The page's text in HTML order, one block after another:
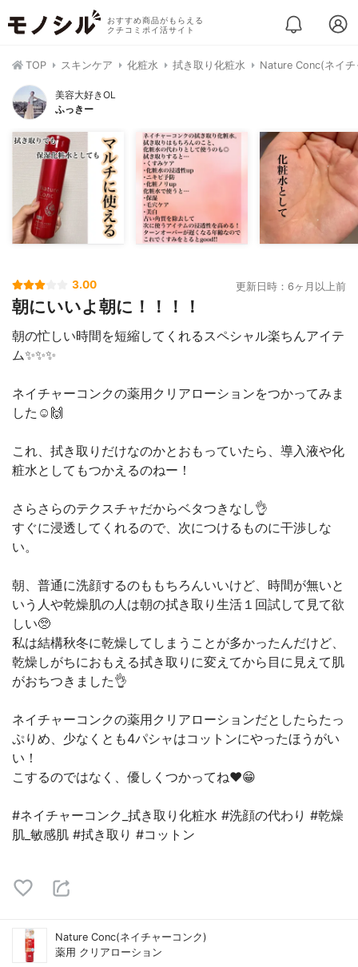
おすすめ商品がもらえる
クチコミポイ活サイト
TOP スキンケア 化粧水 拭き取り化粧水 Nature Conc(ネイ
美容大好きOL
ふっきー
3.00 更新日時：6ヶ月以上前
朝にいいよ朝に！！！！
朝の忙しい時間を短縮してくれるスペシャル楽ちんアイテ
ム✨✨✨
ネイチャーコンクの薬用クリアローションをつかってみま
した☺️🙌
これ、拭き取りだけなのかとおもっていたら、導入液や化
粧水としてもつかえるのねー！
さらさらのテクスチャだからベタつきなし👌
すぐに浸透してくれるので、次につけるものに干渉しな
い。
朝、普通に洗顔するのももちろんいいけど、時間が無いと
いう人や乾燥肌の人は朝の拭き取り生活１回試して見て欲
しい🥺
私は結構秋冬に乾燥してしまうことが多かったんだけど、
乾燥しがちにおもえる拭き取りに変えてから目に見えて肌
がおちつきました👌
ネイチャーコンクの薬用クリアローションだとしたらたっ
ぷりめ、少なくとも4パシャはコットンにやったほうがい
い！
こするのではなく、優しくつかってね❤️😁
#ネイチャーコンク_拭き取り化粧水 #洗顔の代わり #乾燥
肌_敏感肌 #拭き取り #コットン
Nature Conc(ネイチャーコンク)
薬用 クリアローション